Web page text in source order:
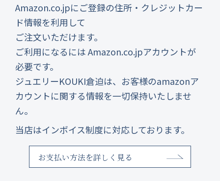
Amazon.co.jpにご登録の住所・クレジットカー
ド情報を利用して
ご注文いただけます。
ご利用になるには Amazon.co.jpアカウントが
必要です。
ジュエリーKOUKI倉迫は、お客様のamazonア
カウントに関する情報を一切保持いたしませ
ん。
当店はインボイス制度に対応しております。
お支払い方法を詳しく見る